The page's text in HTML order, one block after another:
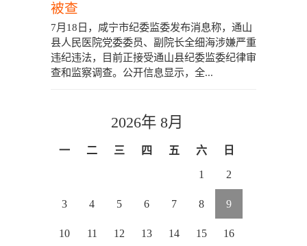
被查
7月18日，咸宁市纪委监委发布消息称，通山
县人民医院党委委员、副院长全细海涉嫌严重
违纪违法，目前正接受通山县纪委监委纪律审
查和监察调查。公开信息显示，全...
2026年 8月
一 二 三 四 五 六 日
1 2
3 4 5 6 7 8 9
10 11 12 13 14 15 16